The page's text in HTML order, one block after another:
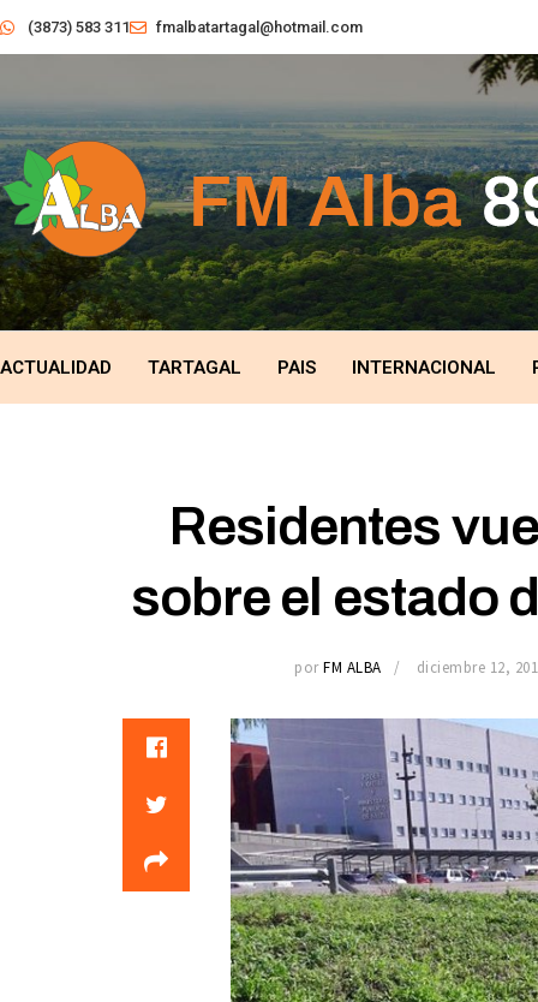
(3873) 583 311 fmalbatartagal@hotmail.com
ACTUALIDAD TARTAGAL PAIS INTERNACIONAL
Residentes
sobre el estado
por FM ALBA diciembre 12,